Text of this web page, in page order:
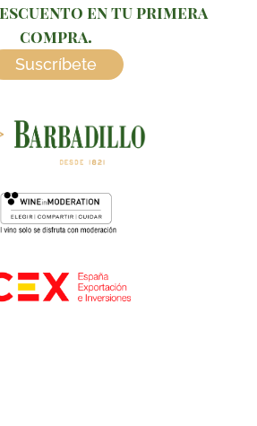
en tu primera
compra.
Suscríbete